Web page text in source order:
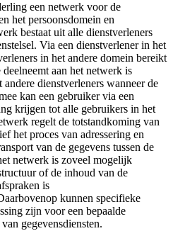
een netwerk voor de
het persoonsdomein en
bestaat uit alle dienstverleners
Via een dienstverlener in het
in het andere domein bereikt
aan het netwerk is
dienstverleners wanneer de
kan een gebruiker via een
krijgen tot alle gebruikers in het
regelt de totstandkoming van
het proces van adressering en
van de gegevens tussen de
netwerk is zoveel mogelijk
of de inhoud van de
is
kunnen specifieke
zijn voor een bepaalde
gegevensdiensten.